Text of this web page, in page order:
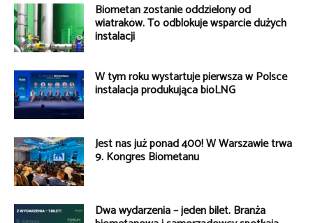
Biometan zostanie oddzielony od
wiatraków. To odblokuje wsparcie dużych
instalacji
W tym roku wystartuje pierwsza w Polsce
instalacja produkująca bioLNG
Jest nas już ponad 400! W Warszawie trwa
9. Kongres Biometanu
Dwa wydarzenia – jeden bilet. Branża